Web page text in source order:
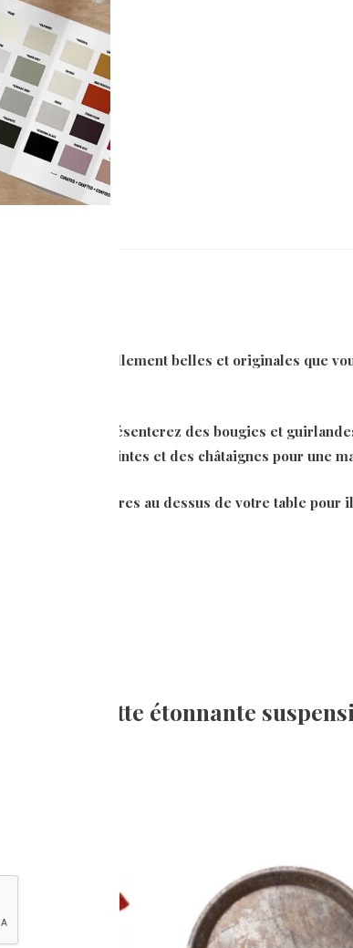
qu’elles sont tellement belles et originales que
laquelle vous présenterez des bougies et
des coloquintes et des châtaignes pour une
de photophores au dessus de votre table pour
avec cette étonnante